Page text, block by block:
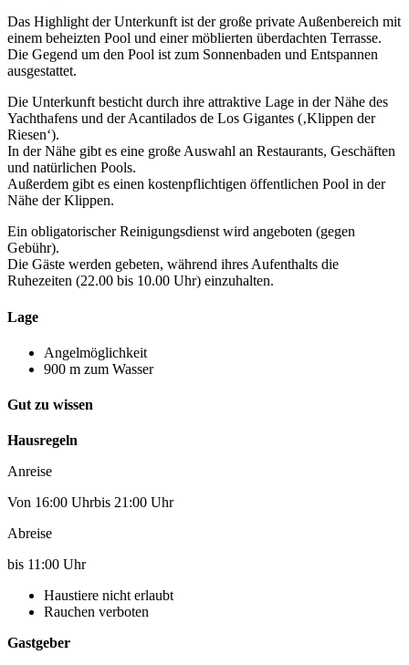
Das Highlight der Unterkunft ist der große private Außenbereich mit
einem beheizten Pool und einer möblierten überdachten Terrasse.
Die Gegend um den Pool ist zum Sonnenbaden und Entspannen
ausgestattet.
Die Unterkunft besticht durch ihre attraktive Lage in der Nähe des
Yachthafens und der Acantilados de Los Gigantes (‚Klippen der
Riesen‘).
In der Nähe gibt es eine große Auswahl an Restaurants, Geschäften
und natürlichen Pools.
Außerdem gibt es einen kostenpflichtigen öffentlichen Pool in der
Nähe der Klippen.
Ein obligatorischer Reinigungsdienst wird angeboten (gegen
Gebühr).
Die Gäste werden gebeten, während ihres Aufenthalts die
Ruhezeiten (22.00 bis 10.00 Uhr) einzuhalten.
Lage
Angelmöglichkeit
900 m zum Wasser
Gut zu wissen
Hausregeln
Anreise
Von 16:00 Uhrbis 21:00 Uhr
Abreise
bis 11:00 Uhr
Haustiere nicht erlaubt
Rauchen verboten
Gastgeber